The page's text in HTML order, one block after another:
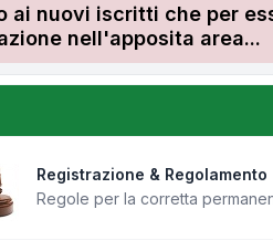
ai nuovi iscritti che per
nell'apposita area...
Registrazione & Regolamento
Regole per la corretta